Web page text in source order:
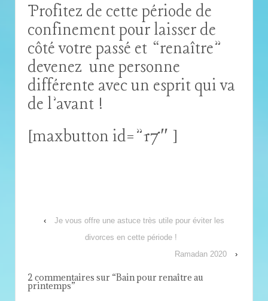
Profitez de cette période de
confinement pour laisser de
côté votre passé et “renaître”
devenez une personne
différente avec un esprit qui va
de l’avant !
[maxbutton id=”17″ ]
‹
Je vous offre une astuce très utile pour éviter les
divorces en cette période !
Ramadan 2020
›
2 commentaires sur “Bain pour renaître au
printemps”